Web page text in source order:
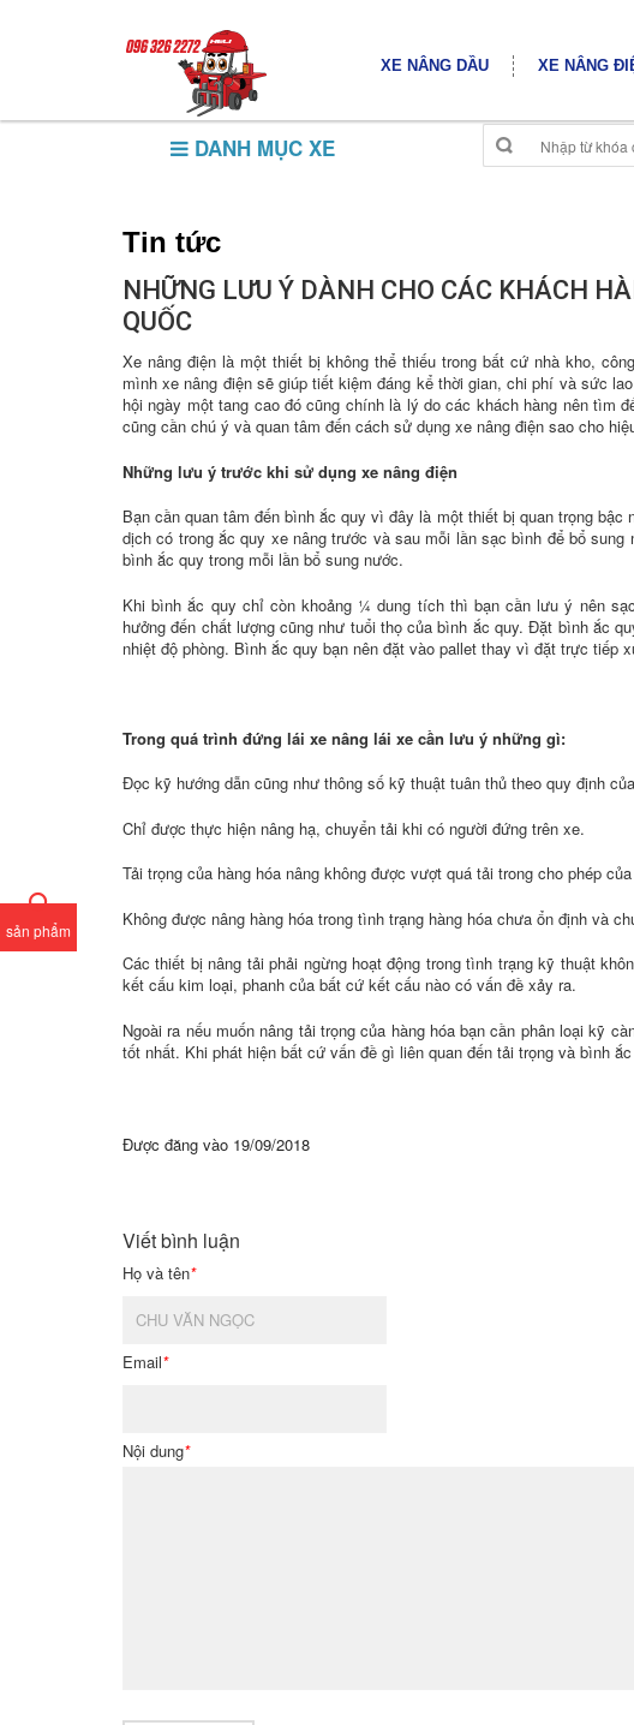
XE NÂNG DẦU XE NÂNG
DANH MỤC XE
sản phẩm
Tin tức
NHỮNG LƯU Ý DÀNH CHO CÁC KHÁCH
QUỐC
Xe nâng điện là một thiết bị không thể thiếu trong bất cứ nhà kho,
mình xe nâng điện sẽ giúp tiết kiệm đáng kể thời gian, chi phí và sức
hội ngày một tang cao đó cũng chính là lý do các khách hàng nên tìm
cũng cần chú ý và quan tâm đến cách sử dụng xe nâng điện sao cho
Những lưu ý trước khi sử dụng xe nâng điện
Bạn cần quan tâm đến bình ắc quy vì đây là một thiết bị quan trọng
dịch có trong ắc quy xe nâng trước và sau mỗi lần sạc bình để bổ
bình ắc quy trong mỗi lần bổ sung nước.
Khi bình ắc quy chỉ còn khoảng ¼ dung tích thì bạn cần lưu ý nên
hưởng đến chất lượng cũng như tuổi thọ của bình ắc quy. Đặt bình ắc
nhiệt độ phòng. Bình ắc quy bạn nên đặt vào pallet thay vì đặt trực tiếp
Trong quá trình đứng lái xe nâng lái xe cần lưu ý những gì:
Đọc kỹ hướng dẫn cũng như thông số kỹ thuật tuân thủ theo quy định
Chỉ được thực hiện nâng hạ, chuyển tải khi có người đứng trên xe.
Tải trọng của hàng hóa nâng không được vượt quá tải trong cho phép
Không được nâng hàng hóa trong tình trạng hàng hóa chưa ổn định và
Các thiết bị nâng tải phải ngừng hoạt động trong tình trạng kỹ thuật
kết cấu kim loại, phanh của bất cứ kết cấu nào có vấn đề xảy ra.
Ngoài ra nếu muốn nâng tải trọng của hàng hóa bạn cần phân loại kỹ
tốt nhất. Khi phát hiện bất cứ vấn đề gì liên quan đến tải trọng và bình
Được đăng vào 19/09/2018
Viết bình luận
Họ và tên*
Email*
Nội dung*